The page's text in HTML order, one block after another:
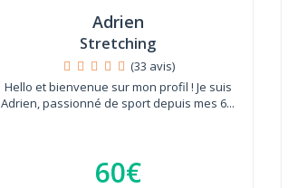
Adrien
Stretching
(33 avis)
Hello et bienvenue sur mon profil ! Je suis
Adrien, passionné de sport depuis mes 6...
60€